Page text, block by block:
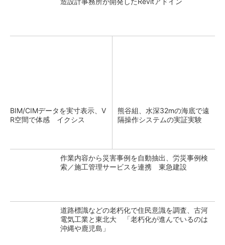
BIM/CIMデータを実寸表示、V
R空間で体感 イクシス
熊谷組、水深32mの海底で遠
隔操作システムの実証実験
作業内容から災害事例を自動抽出、労災事例検
索／施工管理サービスを連携 東急建設
道路標識などの老朽化で住民意識を調査、古河
電気工業と東北大 「老朽化が進んでいるのは
沖縄や鹿児島」